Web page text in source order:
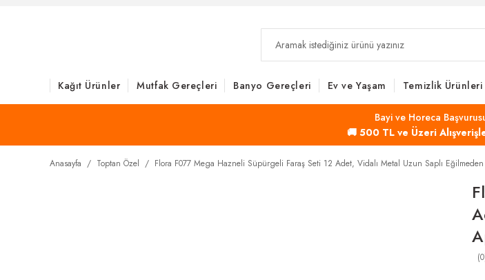
Kağıt Ürünler Mutfak Gereçleri Banyo Gereçleri Ev ve Yaşam Temizlik Ürünleri
Bayi ve Horeca
🚚 500 TL ve Üzeri
Anasayfa Toptan Özel Flora F077 Mega Hazneli Süpürgeli Faraş Seti 12 Adet, Vidalı Metal Uzun Saplı